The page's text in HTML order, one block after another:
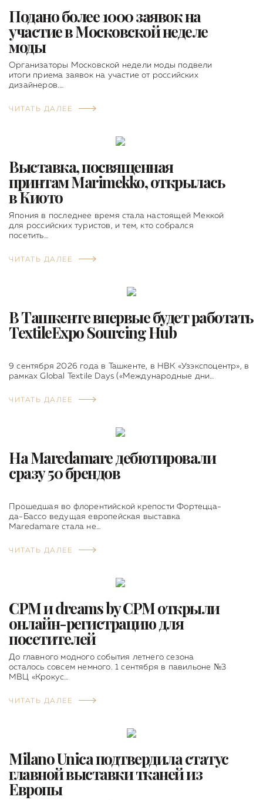
Подано более 1000 заявок на
участие в Московской неделе
моды
Организаторы Московской недели моды подвели
итоги приема заявок на участие от российских
дизайнеров.…
ЧИТАТЬ ДАЛЕЕ
Выставка, посвященная
принтам Marimekko, открылась
в Киото
Япония в последнее время стала настоящей Меккой
для российских туристов, и тем, кто собрался
посетить…
ЧИТАТЬ ДАЛЕЕ
В Ташкенте впервые будет работать
TextileExpo Sourcing Hub
9 сентября 2026 года в Ташкенте, в НВК «Узэкспоцентр», в
рамках Global Textile Days («Международные дни…
ЧИТАТЬ ДАЛЕЕ
На Maredamare дебютировали
сразу 50 брендов
Прошедшая во флорентийской крепости Фортецца-
да-Бассо ведущая европейская выставка
Maredamare стала не…
ЧИТАТЬ ДАЛЕЕ
CPM и dreams by CPM открыли
онлайн-регистрацию для
посетителей
До главного модного события летнего сезона
осталось совсем немного. 1 сентября в павильоне №3
МВЦ «Крокус…
ЧИТАТЬ ДАЛЕЕ
Milano Unica подтвердила статус
главной выставки тканей из
Европы